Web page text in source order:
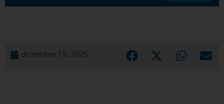
diciembre 15, 2025